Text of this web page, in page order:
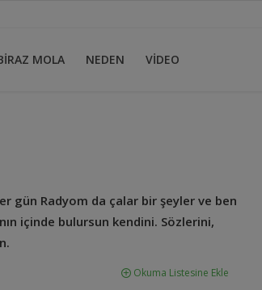
MOLA NEDEN VİDEO
gün Radyom da çalar bir şeyler ve ben
içinde bulursun kendini. Sözlerini,
Okuma Listesine Ekle